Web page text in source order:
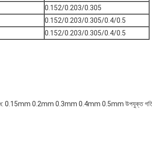
0.152/0.203/0.305
0.152/0.203/0.305/0.4/0.5
0.152/0.203/0.305/0.4/0.5
0.15mm 0.2mm 0.3mm 0.4mm 0.5mm উপযুক্ত গতি: